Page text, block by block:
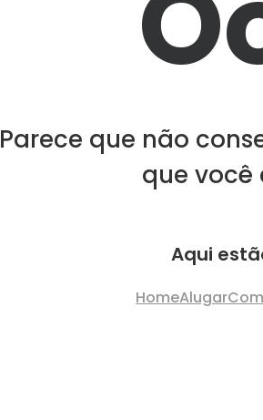
Parece que não
que você
Aqui
HomeAlugar